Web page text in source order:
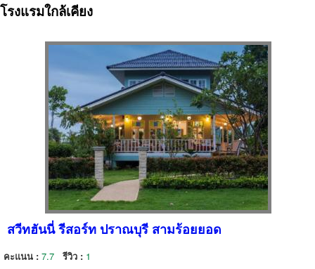
โรงแรมใกล้เคียง
สวีทฮันนี่ รีสอร์ท ปราณบุรี สามร้อยยอด
คะแนน : 7.7 รีวิว : 1